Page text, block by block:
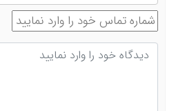
شماره تماس
دیدگاه